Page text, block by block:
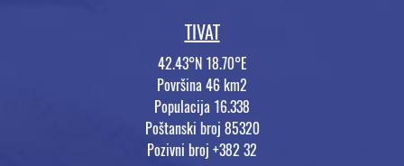
TIVAT
42.43°N 18.70°E
Površina 46 km2
Populacija 16.338
Poštanski broj 85320
Pozivni broj +382 32